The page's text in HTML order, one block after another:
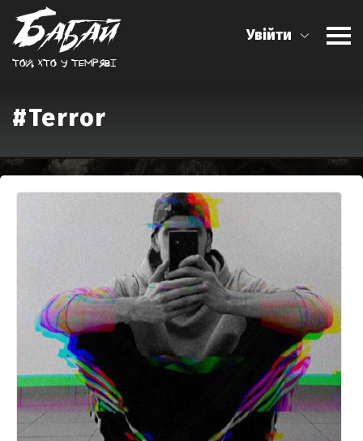
Той, хто у темрявi
Увійти
#Terror